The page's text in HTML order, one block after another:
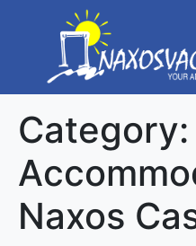
Category:
Naxos